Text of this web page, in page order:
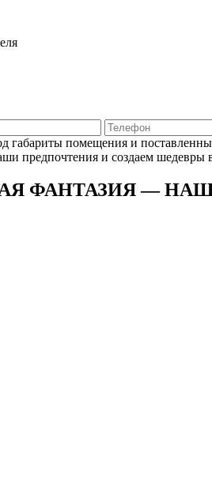
габариты помещения и
предпочтения и создаем шедевры
ФАНТАЗИЯ —